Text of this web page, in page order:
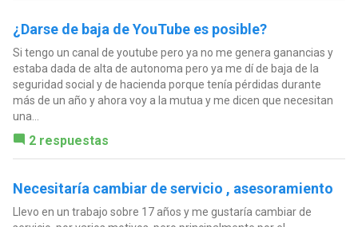
¿Darse de baja de YouTube es posible?
Si tengo un canal de youtube pero ya no me genera ganancias y
estaba dada de alta de autonoma pero ya me dí de baja de la
seguridad social y de hacienda porque tenía pérdidas durante
más de un año y ahora voy a la mutua y me dicen que necesitan
una...
2 respuestas
Necesitaría cambiar de servicio , asesoramiento
Llevo en un trabajo sobre 17 años y me gustaría cambiar de